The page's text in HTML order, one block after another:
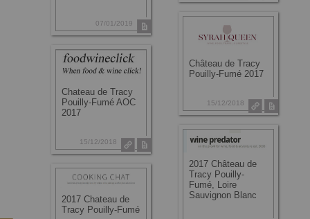
07/01/2019
Château de Tracy
Pouilly-Fumé 2017
15/12/2018
Chateau de Tracy
Pouilly-Fumé AOC
2017
15/12/2018
2017 Château de
Tracy Pouilly-
Fumé, Loire
Sauvignon Blanc
2017 Chateau de
Tracy Pouilly-Fumé